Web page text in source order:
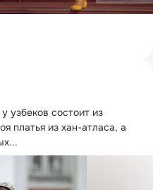
узбеков состоит из
платья из хан-атласа, а